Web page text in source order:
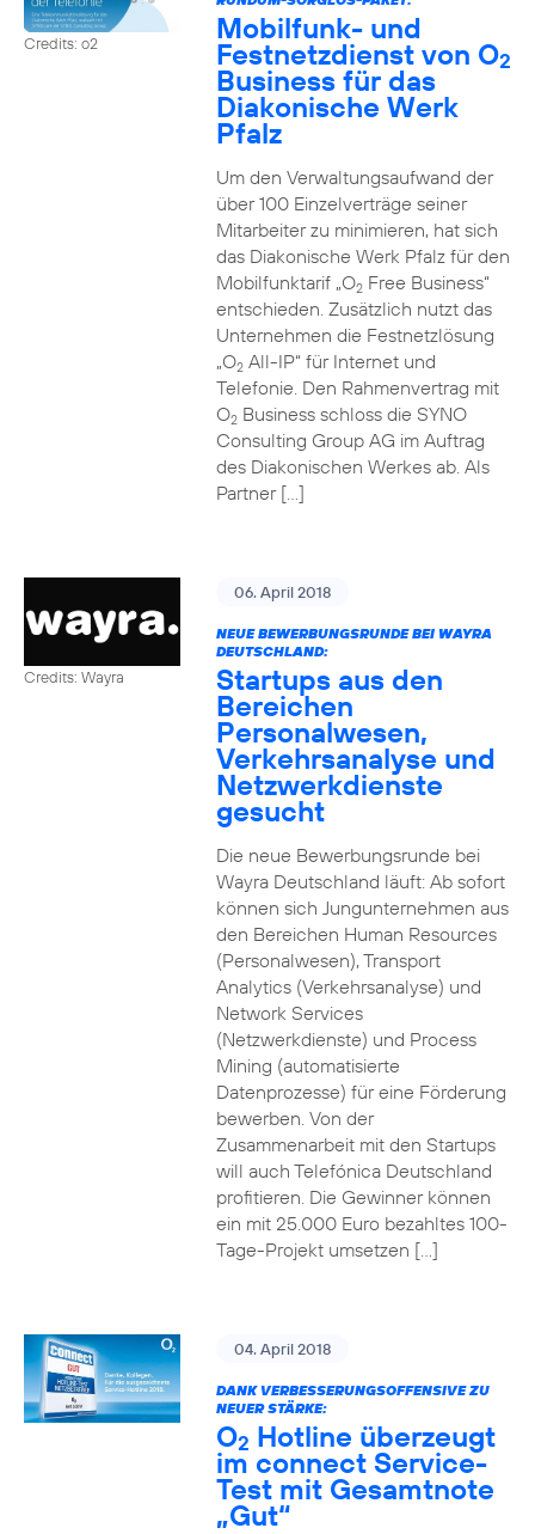
Credits: o2 Mobilfunk- und
Festnetzdienst von O2
Business für das
Diakonische Werk
Pfalz
Um den Verwaltungsaufwand der
über 100 Einzelverträge seiner
Mitarbeiter zu minimieren, hat sich
das Diakonische Werk Pfalz für den
Mobilfunktarif „O2Free Business“
entschieden. Zusätzlich nutzt das
Unternehmen die Festnetzlösung
„O2All-IP“ für Internet und
Telefonie. Den Rahmenvertrag mit
O2Business schloss die SYNO
Consulting Group AG im Auftrag
des Diakonischen Werkes ab. Als
Partner […]
Credits: Wayra
06. April 2018
NEUE BEWERBUNGSRUNDE BEI WAYRA
DEUTSCHLAND:
Startups aus den
Bereichen
Personalwesen,
Verkehrsanalyse und
Netzwerkdienste
gesucht
Die neue Bewerbungsrunde bei
Wayra Deutschland läuft: Ab sofort
können sich Jungunternehmen aus
den Bereichen Human Resources
(Personalwesen), Transport
Analytics (Verkehrsanalyse) und
Network Services
(Netzwerkdienste) und Process
Mining (automatisierte
Datenprozesse) für eine Förderung
bewerben. Von der
Zusammenarbeit mit den Startups
will auch Telefónica Deutschland
profitieren. Die Gewinner können
ein mit 25.000 Euro bezahltes 100-
Tage-Projekt umsetzen […]
04. April 2018
DANK VERBESSERUNGSOFFENSIVE ZU
NEUER STÄRKE:
O2 Hotline überzeugt
im connect Service-
Test mit Gesamtnote
„Gut“